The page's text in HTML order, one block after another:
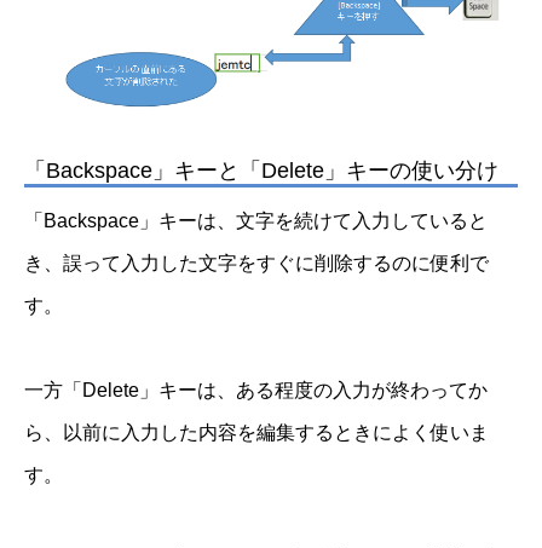
「Backspace」キーと「Delete」キーの使い分け
「Backspace」キーは、文字を続けて入力していると
き、誤って入力した文字をすぐに削除するのに便利で
す。
一方「Delete」キーは、ある程度の入力が終わってか
ら、以前に入力した内容を編集するときによく使いま
す。